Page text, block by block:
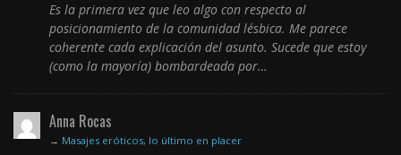
Es la primera vez que leo algo con respecto al
posicionamiento de la comunidad lésbica. Me parece
coherente cada explicación del asunto. Sucede que estoy
(como la mayoría) bombardeada por…
Anna Rocas
→ Masajes eróticos, lo último en placer